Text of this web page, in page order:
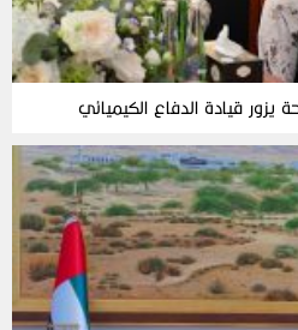
يزور قيادة الدفاع الكيميائي